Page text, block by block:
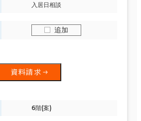
入居日相談
追加
資料請求
6階(案)